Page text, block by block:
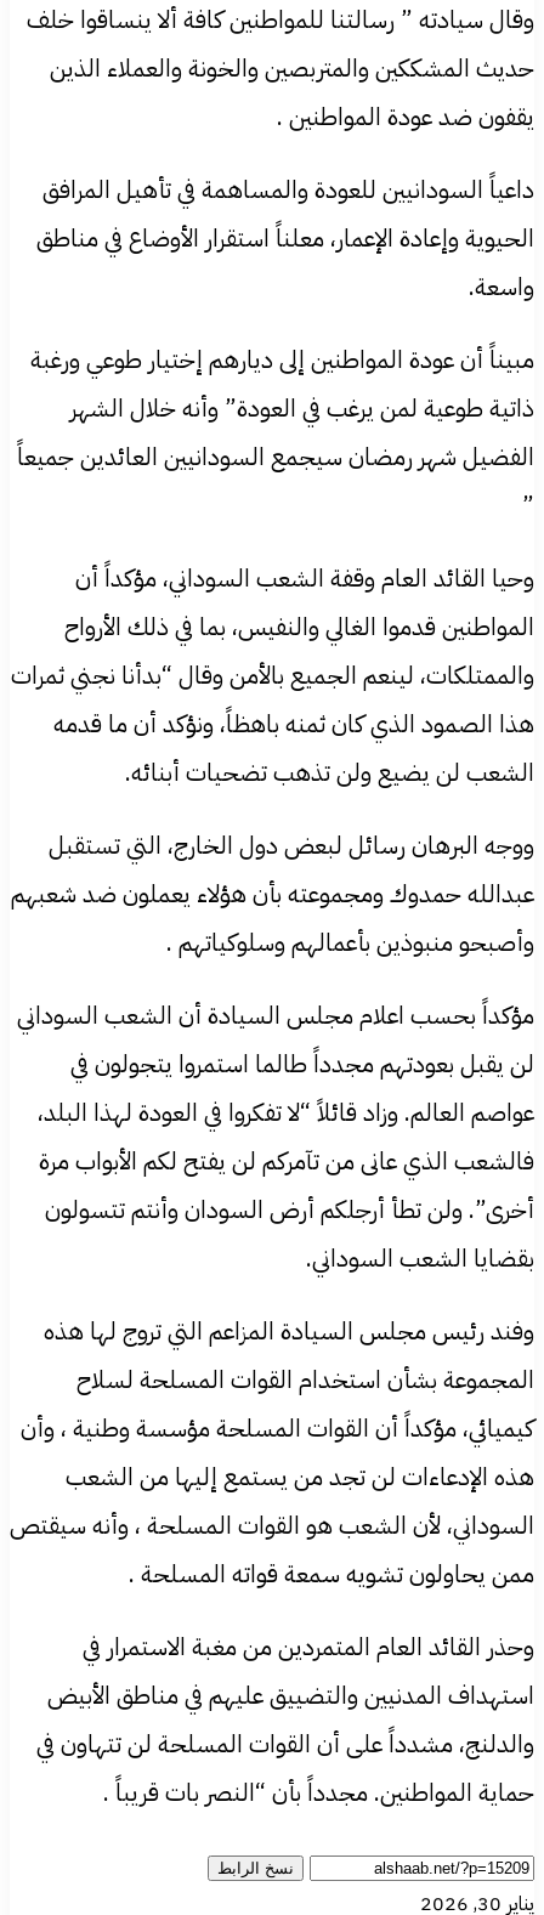
وقال سيادته ” رسالتنا للمواطنين كافة ألا ينساقوا خلف
حديث المشككين والمتربصين والخونة والعملاء الذين
يقفون ضد عودة المواطنين .
داعياً السودانيين للعودة والمساهمة في تأهيل المرافق
الحيوية وإعادة الإعمار، معلناً استقرار الأوضاع في مناطق
واسعة.
مبيناً أن عودة المواطنين إلى ديارهم إختيار طوعي ورغبة
ذاتية طوعية لمن يرغب في العودة” وأنه خلال الشهر
الفضيل شهر رمضان سيجمع السودانيين العائدين جميعاً
”
​وحيا القائد العام وقفة الشعب السوداني، مؤكداً أن
المواطنين قدموا الغالي والنفيس، بما في ذلك الأرواح
والممتلكات، لينعم الجميع بالأمن وقال “بدأنا نجني ثمرات
هذا الصمود الذي كان ثمنه باهظاً، ونؤكد أن ما قدمه
الشعب لن يضيع ولن تذهب تضحيات أبنائه.
ووجه البرهان رسائل لبعض دول الخارج، التي تستقبل
عبدالله حمدوك ومجموعته بأن هؤلاء يعملون ضد شعبهم
وأصبحو منبوذين بأعمالهم وسلوكياتهم .
مؤكداً بحسب اعلام مجلس السيادة أن الشعب السوداني
لن يقبل بعودتهم مجدداً طالما استمروا يتجولون في
عواصم العالم. وزاد قائلاً “لا تفكروا في العودة لهذا البلد،
فالشعب الذي عانى من تآمركم لن يفتح لكم الأبواب مرة
أخرى”. ولن تطأ أرجلكم أرض السودان وأنتم تتسولون
بقضايا الشعب السوداني.
​وفند رئيس مجلس السيادة المزاعم التي تروج لها هذه
المجموعة بشأن استخدام القوات المسلحة لسلاح
كيميائي، مؤكداً أن القوات المسلحة مؤسسة وطنية ، وأن
هذه الإدعاءات لن تجد من يستمع إليها من الشعب
السوداني، لأن الشعب هو القوات المسلحة ، وأنه سيقتص
ممن يحاولون تشويه سمعة قواته المسلحة .
وحذر القائد العام المتمردين من مغبة الاستمرار في
استهداف المدنيين والتضييق عليهم في مناطق الأبيض
والدلنج، مشدداً على أن القوات المسلحة لن تتهاون في
حماية المواطنين. مجدداً بأن “النصر بات قريباً .
نسخ الرابط
يناير 30, 2026